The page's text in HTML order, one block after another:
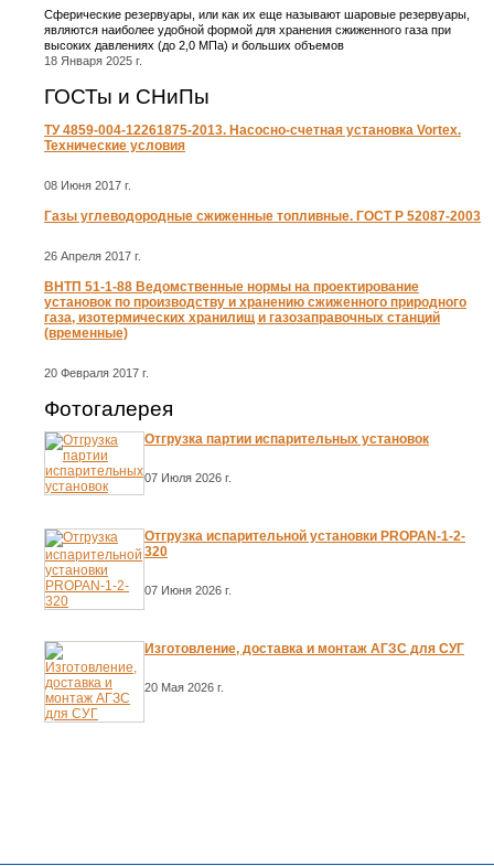
Сферические резервуары, или как их еще называют шаровые резервуары,
являются наиболее удобной формой для хранения сжиженного газа при
высоких давлениях (до 2,0 МПа) и больших объемов
18 Января 2025 г.
ГОСТы и СНиПы
ТУ 4859-004-12261875-2013. Насосно-счетная установка Vortex.
Технические условия
08 Июня 2017 г.
Газы углеводородные сжиженные топливные. ГОСТ Р 52087-2003
26 Апреля 2017 г.
ВНТП 51-1-88 Ведомственные нормы на проектирование
установок по производству и хранению сжиженного природного
газа, изотермических хранилищ и газозаправочных станций
(временные)
20 Февраля 2017 г.
Фотогалерея
Отгрузка партии испарительных установок
07 Июля 2026 г.
Отгрузка испарительной установки PROPAN-1-2-
320
07 Июня 2026 г.
Изготовление, доставка и монтаж АГЗС для СУГ
20 Мая 2026 г.